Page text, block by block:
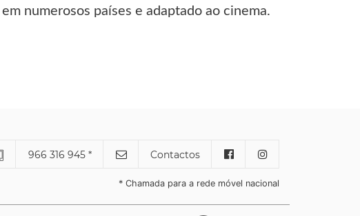
numerosos países e adaptado ao cinema.
966 316 945 * Contactos
* Chamada para a rede móvel nacional